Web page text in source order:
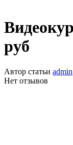
руб
Автор статьи admin
Нет отзывов